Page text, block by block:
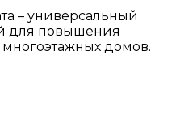
– универсальный
для повышения
домов.